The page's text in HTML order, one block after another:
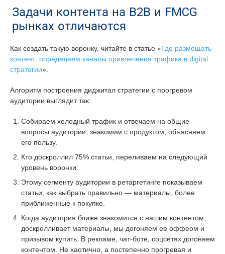
Задачи контента на В2В и FMCG
рынках отличаются
Как создать такую воронку, читайте в статье «Где размещать
контент: определяем каналы привлечения трафика в digital
стратегии».
Алгоритм построения диджитал стратегии с прогревом
аудитории выглядит так:
Собираем холодный трафик и отвечаем на общие
вопросы аудитории, знакомим с продуктом, объясняем
его пользу.
Кто доскроллил 75% статьи, переливаем на следующий
уровень воронки.
Этому сегменту аудитории в ретаргетинге показываем
статьи, как выбрать правильно — материалы, более
приближенные к покупке.
Когда аудитория ближе знакомится с нашим контентом,
доскролливает материалы, мы догоняем ее оффеом и
призывом купить. В рекламе, чат-боте, соцсетях догоняем
контентом. Не хаотично, а постепенно прогревая и